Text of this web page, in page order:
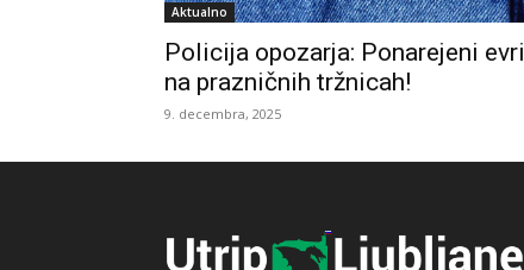
Aktualno
Policija opozarja: Ponarejeni evri
na prazničnih tržnicah!
9. decembra, 2025